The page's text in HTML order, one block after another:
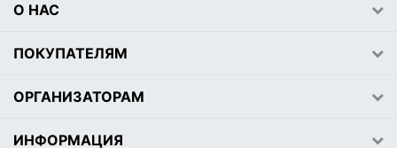
О НАС
ПОКУПАТЕЛЯМ
ОРГАНИЗАТОРАМ
ИНФОРМАЦИЯ